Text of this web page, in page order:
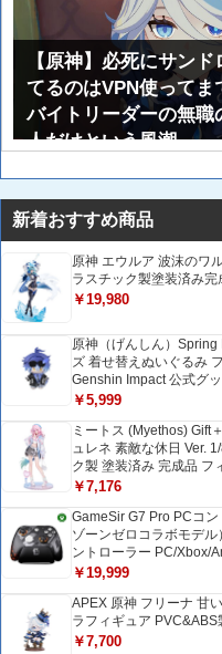
【原神】必死にサン
てるのはVPN使ってま
バイトリーダーの無職
人だけという風潮
新着おすすめ商品
原神 エウルア 波沫のワ
ラスチック製塗装済み完
￥19,980
原神（げんしん）
ズ 着せ替えぬいぐるみ
Genshin Impact 公式グ
￥5,999
ミートス (Myethos) Gift
ュレネ 素敵な休日 Ver.
ク製 塗装済み 完成品 フ
￥7,176
GameSir G7 Pro PCコ
ゾーンゼロコラボモデル
ントローラー PC/Xbox/
ーラー 1200mAH大容量
コントローラー 追加ボ
振動モーター搭載 トリ
ンロック付きゲームパッ
￥19,999
APEX 原神 フリーナ 甘
ラフィギュア PVC&ABS
￥7,700